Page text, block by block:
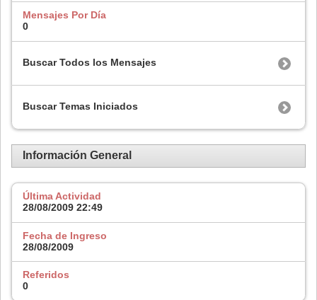
Mensajes Por Día
0
Buscar Todos los Mensajes
Buscar Temas Iniciados
Información General
Última Actividad
28/08/2009 22:49
Fecha de Ingreso
28/08/2009
Referidos
0